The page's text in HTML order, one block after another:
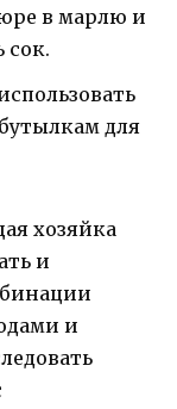
в марлю и
сок.
для
хозяйка
и
и